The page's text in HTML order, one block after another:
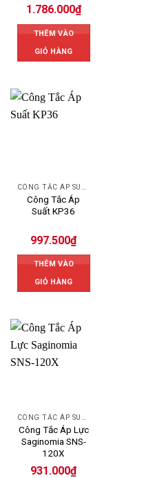
1.786.000₫
THÊM VÀO
GIỎ HÀNG
Công Tắc Áp
Suất KP36
997.500₫
THÊM VÀO
GIỎ HÀNG
Công Tắc Áp Lực
Saginomia SNS-
120X
931.000₫